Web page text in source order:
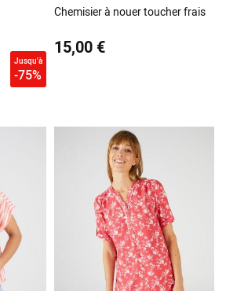
Jusqu'à
-75%
Chemisier à nouer toucher frais
15,00 €